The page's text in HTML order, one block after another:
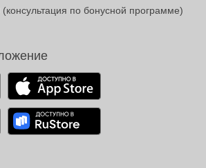
(консультация по бонусной программе)